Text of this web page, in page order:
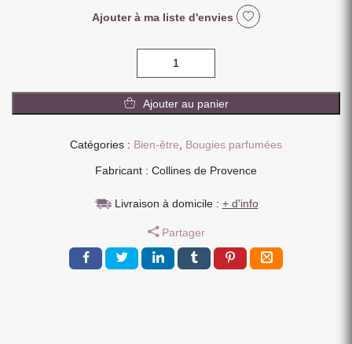
Ajouter à ma liste d'envies
PARFUMEE
MARIN
ARTISANALE
Ajouter au panier
Catégories : Bien-être, Bougies parfumées
Fabricant : Collines de Provence
Livraison à domicile : + d'info
Partager